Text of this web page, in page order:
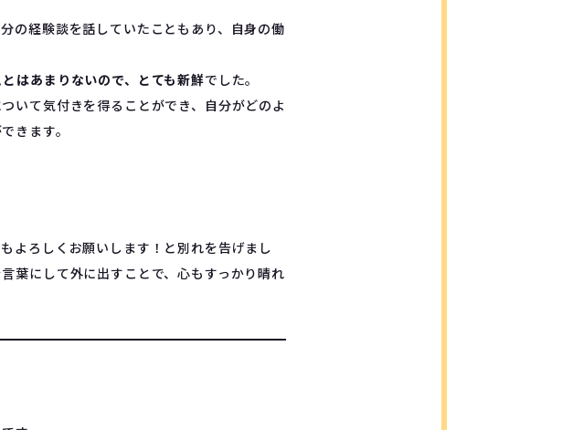
の経験談を話していたこともあり、自身の働
はあまりないので、とても新鮮でした。
いて気付きを得ることができ、自分がどのよ
きます。
よろしくお願いします！と別れを告げまし
葉にして外に出すことで、心もすっかり晴れ